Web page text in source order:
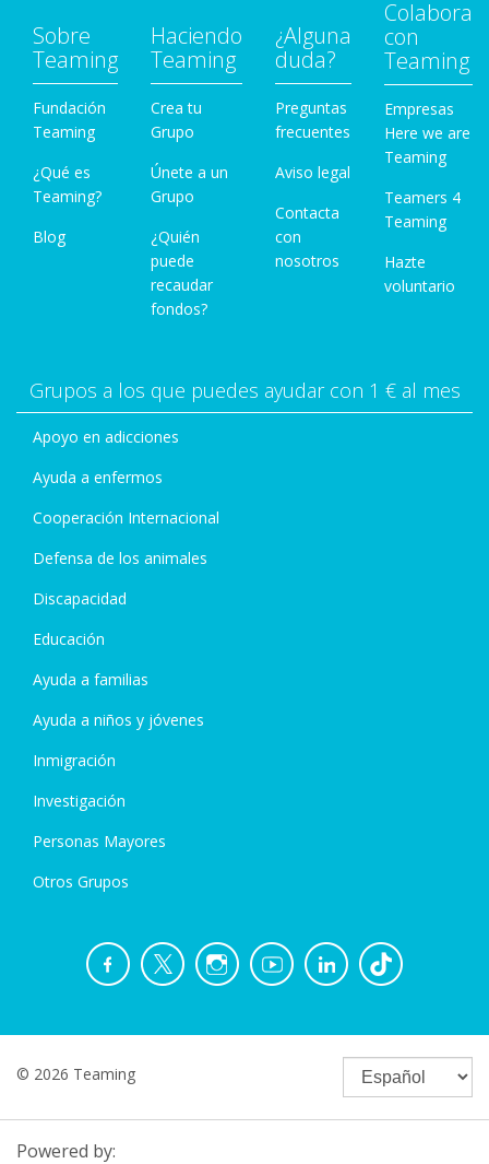
Sobre
Teaming
Fundación
Teaming
¿Qué es
Teaming?
Blog
Haciendo
Teaming
Crea tu
Grupo
Únete a un
Grupo
¿Quién
puede
recaudar
fondos?
¿Alguna
duda?
Preguntas
frecuentes
Aviso legal
Contacta
con
nosotros
Colabora
con
Teaming
Empresas
Here we are
Teaming
Teamers 4
Teaming
Hazte
voluntario
Grupos a los que puedes ayudar con 1 € al mes
Apoyo en adicciones
Ayuda a enfermos
Cooperación Internacional
Defensa de los animales
Discapacidad
Educación
Ayuda a familias
Ayuda a niños y jóvenes
Inmigración
Investigación
Personas Mayores
Otros Grupos
© 2026 Teaming
Powered by: